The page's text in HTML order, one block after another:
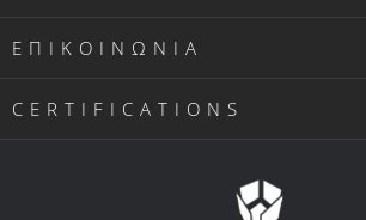
ΕΠΙΚΟΙΝΩΝΙΑ
CERTIFICATIONS